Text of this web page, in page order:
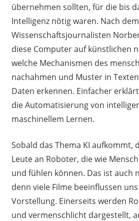
übernehmen sollten, für die bis
Intelligenz nötig waren. Nach
Wissenschaftsjournalisten
diese Computer auf künstlichen
welche Mechanismen des
nachahmen und Muster in
Daten erkennen. Einfacher
die Automatisierung von
maschinellem Lernen.
Sobald das Thema KI aufkommt,
Leute an Roboter, die wie
und fühlen können. Das ist auch
denn viele Filme beeinflussen
Vorstellung. Einerseits werden
und vermenschlicht dargestellt,